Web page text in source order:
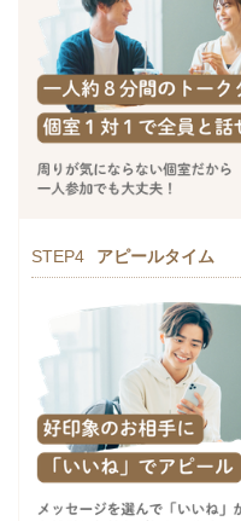
STEP4 アピールタイム